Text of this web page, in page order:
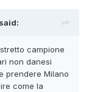
campione
non danesi
prendere Milano
come la